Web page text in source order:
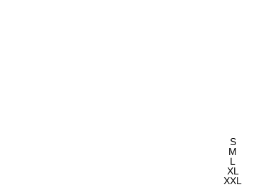
S
M
L
XL
XXL